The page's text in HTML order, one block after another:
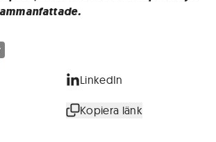
LinkedIn
Kopiera länk